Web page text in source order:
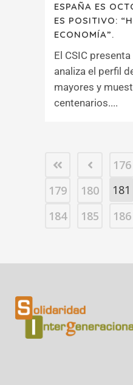
ESPAÑA ES
ES POSITIVO:
ECONOMÍA”.
El CSIC
analiza el perfil
mayores y
centenarios....
176
179
180 181
184
185 186